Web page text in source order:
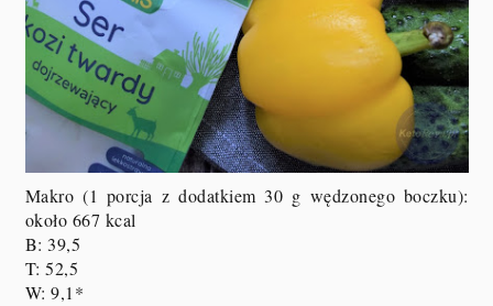
Makro (1 porcja z dodatkiem 30 g wędzonego boczku):
około 667 kcal
B: 39,5
T: 52,5
W: 9,1*